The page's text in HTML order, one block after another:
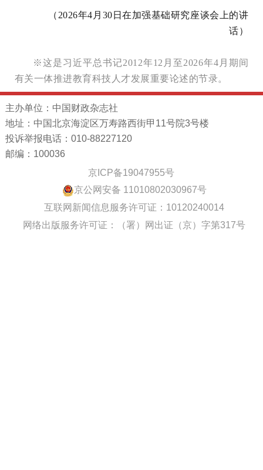
（2026年4月30日在加强基础研究座谈会上的讲
话）
※这是习近平总书记2012年12月至2026年4月期间
有关一体推进教育科技人才发展重要论述的节录。
主办单位：中国财政杂志社
地址：中国北京海淀区万寿路西街甲11号院3号楼
投诉举报电话：010-88227120
邮编：100036
京ICP备19047955号
京公网安备 11010802030967号
互联网新闻信息服务许可证：10120240014
网络出版服务许可证：（署）网出证（京）字第317号